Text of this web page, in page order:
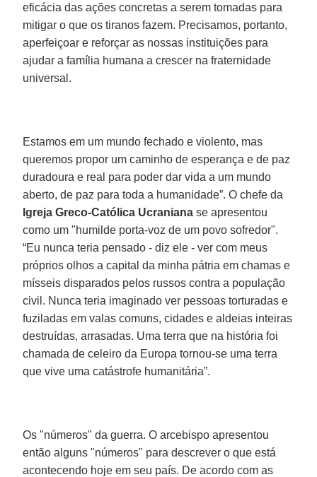
eficácia das ações concretas a serem tomadas para
mitigar o que os tiranos fazem. Precisamos, portanto,
aperfeiçoar e reforçar as nossas instituições para
ajudar a família humana a crescer na fraternidade
universal.
Estamos em um mundo fechado e violento, mas
queremos propor um caminho de esperança e de paz
duradoura e real para poder dar vida a um mundo
aberto, de paz para toda a humanidade”. O chefe da
Igreja Greco-Católica Ucraniana se apresentou
como um "humilde porta-voz de um povo sofredor".
“Eu nunca teria pensado - diz ele - ver com meus
próprios olhos a capital da minha pátria em chamas e
mísseis disparados pelos russos contra a população
civil. Nunca teria imaginado ver pessoas torturadas e
fuziladas em valas comuns, cidades e aldeias inteiras
destruídas, arrasadas. Uma terra que na história foi
chamada de celeiro da Europa tornou-se uma terra
que vive uma catástrofe humanitária”.
Os "números" da guerra. O arcebispo apresentou
então alguns "números" para descrever o que está
acontecendo hoje em seu país. De acordo com as